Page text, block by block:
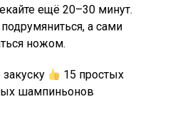
ещё 20–30 минут.
а сами
ножом.
15 простых
шампиньонов